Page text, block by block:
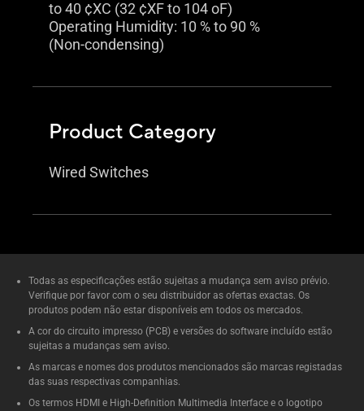
to 40 ¢XC (32 ¢XF to 104 oF)
Operating Humidity: 10 % to 90 %
(Non-condensing)
Product Category
Wired Switches
Todas as especificações estão sujeitas a mudança sem aviso prévio.
Verifique por favor com o seu distribuidor as ofertas exactas. Os
produtos podem não estar disponíveis em todos os mercados.
A cor do circuito impresso (PCB) e versões do software incluído estão
sujeitas a mudanças sem aviso.
As marcas e nomes dos produtos mencionados são marcas registadas
das suas respectivas companhias.
Os termos HDMI e High-Definition Multimedia Interface e o logotipo